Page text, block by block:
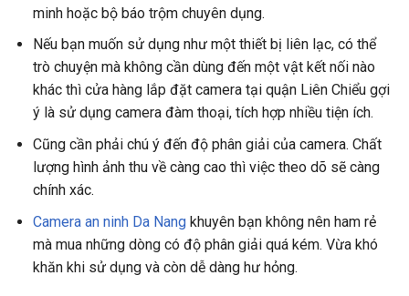
minh hoặc bộ báo trộm chuyên dụng.
Nếu bạn muốn sử dụng như một thiết bị liên lạc, có thể
trò chuyện mà không cần dùng đến một vật kết nối nào
khác thì cửa hàng lắp đặt camera tại quận Liên Chiểu gợi
ý là sử dụng camera đàm thoại, tích hợp nhiều tiện ích.
Cũng cần phải chú ý đến độ phân giải của camera. Chất
lượng hình ảnh thu về càng cao thì việc theo dõ sẽ càng
chính xác.
Camera an ninh Da Nangkhuyên bạn không nên ham rẻ
mà mua những dòng có độ phân giải quá kém. Vừa khó
khăn khi sử dụng và còn dễ dàng hư hỏng.